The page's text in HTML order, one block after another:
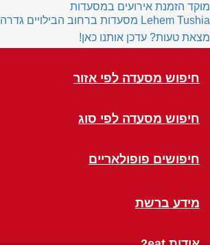
מוקד הזמנת אירועים במסעדות
Lehem Tushia מסעדות ברחוב הבילויים גדרה
מצאת טעות? עדכן אותנו כאן!
חיפוש מסעדה לפי אזור
חיפוש מסעדה לפי סוג
חיפושים פופולאריים
מידע ברשת